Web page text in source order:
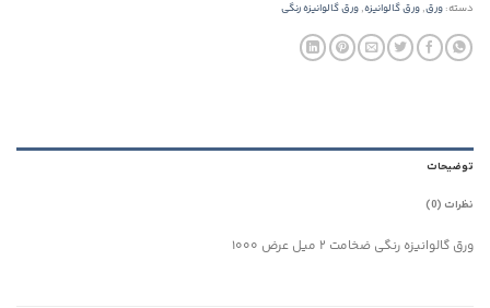
دسته: ورق, ورق گالوانیزه, ورق گالوانیزه رنگی
توضیحات
نظرات (0)
ورق گالوانیزه رنگی ضخامت 2 میل عرض 1000